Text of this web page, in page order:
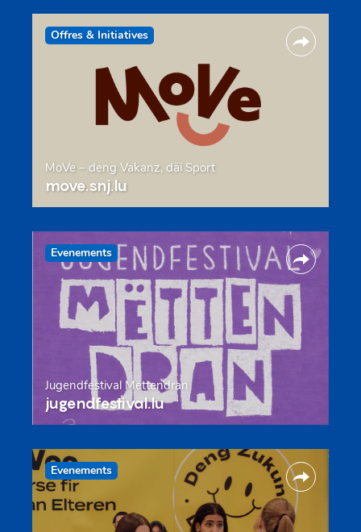
Offres & Initiatives
MoVe – deng Vakanz, däi Sport
move.snj.lu
Evenements
Jugendfestival Mëttendran
jugendfestival.lu
Evenements